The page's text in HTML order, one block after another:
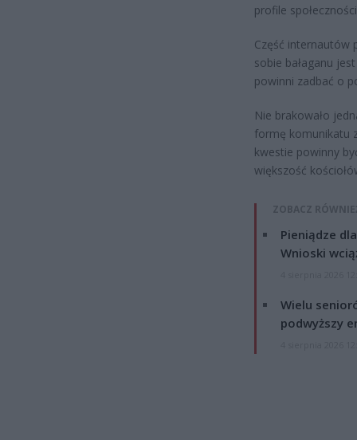
profile
Część internautów
sobie bałaganu
powinni zadbać o
Nie brakowało
formę komunikatu
kwestie powinny
większość
ZOBACZ
Pieniądze
Wnioski
Wielu
podwyższy